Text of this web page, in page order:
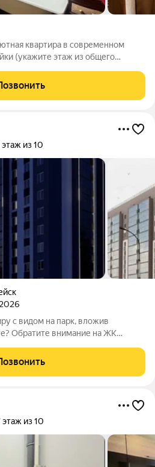
квартира в современном
(укажите этаж из общего
не требует абсолютно
этаж из 10
с видом на парк, вложив
Обратите внимание на ЖК
а поблизости есть всё,
жизни:
этаж из 10